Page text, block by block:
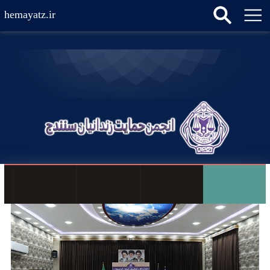
hemayatz.ir